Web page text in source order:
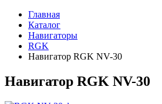
Главная
Каталог
Навигаторы
RGK
Навигатор RGK NV-30
Навигатор RGK NV-30